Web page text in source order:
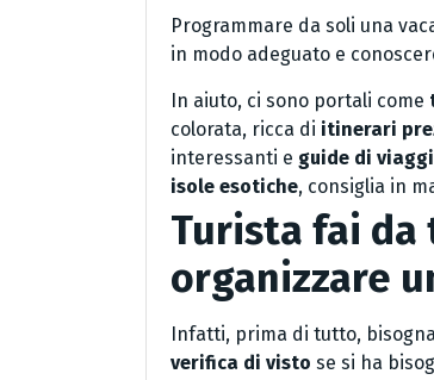
Programmare da soli una
in modo adeguato e
In aiuto, ci sono portali come
colorata, ricca di itinerari
interessanti e guide di viaggi
isole esotiche, consiglia in
Turista fai da
organizzare
Infatti, prima di tutto,
verifica di visto se si ha